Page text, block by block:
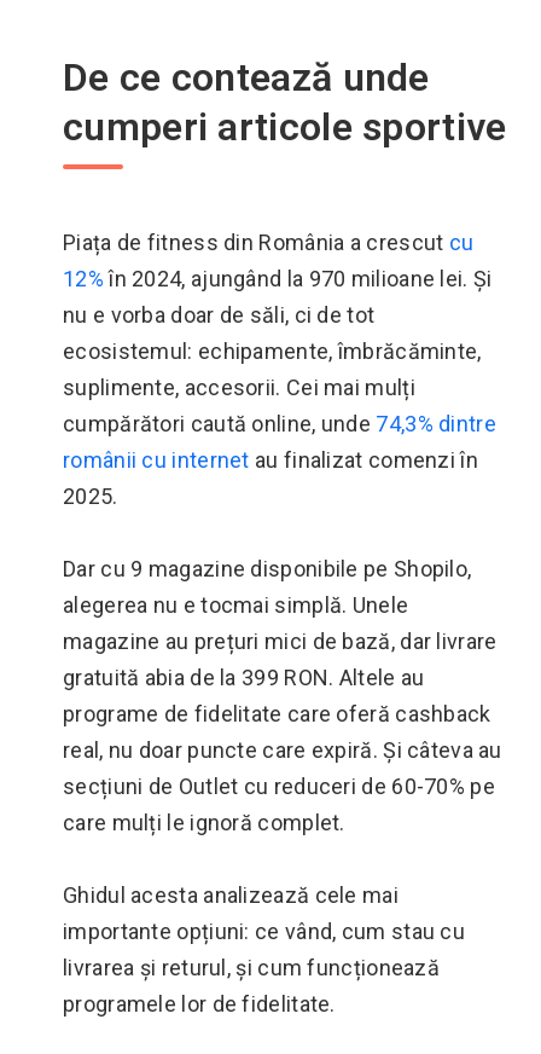
De ce contează unde
cumperi articole sportive
Piața de fitness din România a crescut cu
12%în 2024, ajungând la 970 milioane lei. Și
nu e vorba doar de săli, ci de tot
ecosistemul: echipamente, îmbrăcăminte,
suplimente, accesorii. Cei mai mulți
cumpărători caută online, unde 74,3% dintre
românii cu internet au finalizat comenzi în
2025.
Dar cu 9 magazine disponibile pe Shopilo,
alegerea nu e tocmai simplă. Unele
magazine au prețuri mici de bază, dar livrare
gratuită abia de la 399 RON. Altele au
programe de fidelitate care oferă cashback
real, nu doar puncte care expiră. Și câteva au
secțiuni de Outlet cu reduceri de 60-70% pe
care mulți le ignoră complet.
Ghidul acesta analizează cele mai
importante opțiuni: ce vând, cum stau cu
livrarea și returul, și cum funcționează
programele lor de fidelitate.